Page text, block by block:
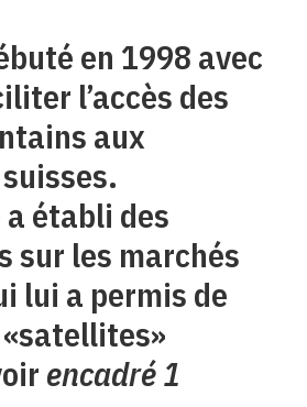
en 1998 avec
l’accès des
aux
a établi des
sur les marchés
lui a permis de
encadré 1